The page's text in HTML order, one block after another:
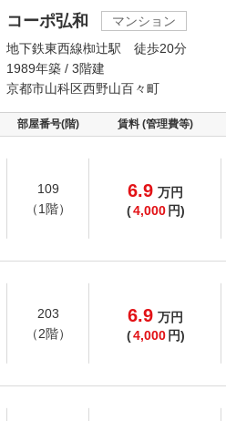
コーポ弘和
マンション
地下鉄東西線椥辻駅 徒歩20分
1989年築 / 3階建
京都市山科区西野山百々町
部屋番号(階) 賃料 (管理費等)
109
（1階）
6.9 万円
(4,000 円)
203
（2階）
6.9 万円
(4,000 円)